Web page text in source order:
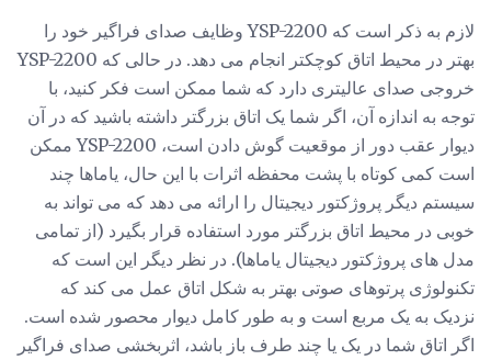
لازم به ذکر است که YSP-2200 وظایف صدای فراگیر خود را
بهتر در محیط اتاق کوچکتر انجام می دهد. در حالی که YSP-2200
خروجی صدای عالیتری دارد که شما ممکن است فکر کنید، با
توجه به اندازه آن، اگر شما یک اتاق بزرگتر داشته باشید که در آن
دیوار عقب دور از موقعیت گوش دادن است، YSP-2200 ممکن
است کمی کوتاه با پشت محفظه اثرات با این حال، یاماها چند
سیستم دیگر پروژکتور دیجیتال را ارائه می دهد که می تواند به
خوبی در محیط اتاق بزرگتر مورد استفاده قرار بگیرد (از تمامی
مدل های پروژکتور دیجیتال یاماها). در نظر دیگر این است که
تکنولوژی پرتوهای صوتی بهتر به شکل اتاق عمل می کند که
نزدیک به یک مربع است و به طور کامل دیوار محصور شده است.
اگر اتاق شما در یک یا چند طرف باز باشد، اثربخشی صدای فراگیر